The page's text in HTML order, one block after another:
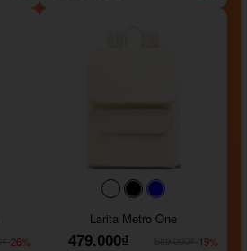
-26%
#faf0e6#000000
Larita Metro One
479.000₫
-19%